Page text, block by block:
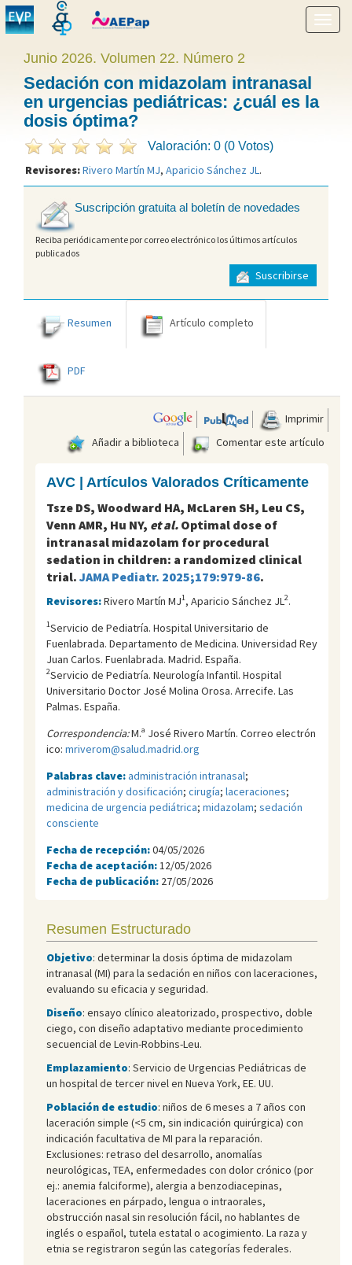
menú
Junio 2026. Volumen 22. Número 2
Sedación con midazolam intranasal
en urgencias pediátricas: ¿cuál es la
dosis óptima?
Valoración: 0 (0 Votos)
Revisores:Rivero Martín MJ, Aparicio Sánchez JL.
Suscripción gratuita al boletín de novedades
Reciba periódicamente por correo electrónico los últimos artículos
publicados
Suscribirse
Resumen Artículo completo
PDF
Imprimir
Añadir a biblioteca
Comentar este artículo
AVC | Artículos Valorados Críticamente
Tsze DS, Woodward HA, McLaren SH, Leu CS,
Venn AMR, Hu NY, et al. Optimal dose of
intranasal midazolam for procedural
sedation in children: a randomized clinical
trial. JAMA Pediatr. 2025;179:979-86.
Revisores:Rivero Martín MJ1, Aparicio Sánchez JL 2.
1Servicio de Pediatría. Hospital Universitario de
Fuenlabrada. Departamento de Medicina. Universidad Rey
Juan Carlos. Fuenlabrada. Madrid. España.
2Servicio de Pediatría. Neurología Infantil. Hospital
Universitario Doctor José Molina Orosa. Arrecife. Las
Palmas. España.
Correspondencia:M.ª José Rivero Martín. Correo electrón
ico: mriverom@salud.madrid.org
Palabras clave:administración intranasal;
administración y dosificación; cirugía; laceraciones;
medicina de urgencia pediátrica; midazolam; sedación
consciente
Fecha de recepción:04/05/2026
Fecha de aceptación: 12/05/2026
Fecha de publicación: 27/05/2026
Resumen Estructurado
Objetivo: determinar la dosis óptima de midazolam
intranasal (MI) para la sedación en niños con laceraciones,
evaluando su eficacia y seguridad.
Diseño: ensayo clínico aleatorizado, prospectivo, doble
ciego, con diseño adaptativo mediante procedimiento
secuencial de Levin-Robbins-Leu.
Emplazamiento: Servicio de Urgencias Pediátricas de
un hospital de tercer nivel en Nueva York, EE. UU.
Población de estudio: niños de 6 meses a 7 años con
laceración simple (<5 cm, sin indicación quirúrgica) con
indicación facultativa de MI para la reparación.
Exclusiones: retraso del desarrollo, anomalías
neurológicas, TEA, enfermedades con dolor crónico (por
ej.: anemia falciforme), alergia a benzodiacepinas,
laceraciones en párpado, lengua o intraorales,
obstrucción nasal sin resolución fácil, no hablantes de
inglés o español, tutela estatal o acogimiento. La raza y
etnia se registraron según las categorías federales.